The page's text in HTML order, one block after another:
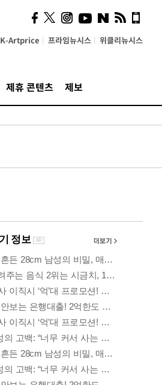
K-Artprice 프라임뉴시스 위클리뉴시스
제휴 콘텐츠 제보
시, 스마트폰 액세서리에
NFC 더했다